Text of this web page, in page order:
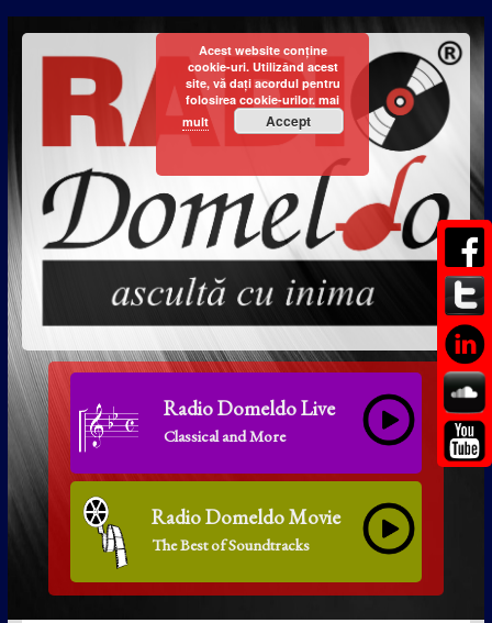
Radio Domeldo Live
Classical and More
Radio Domeldo Movie
The Best of Soundtracks
Acest website conține
cookie-uri. Utilizând acest
site, vă dați acordul pentru
folosirea cookie-urilor. mai
mult
Accept